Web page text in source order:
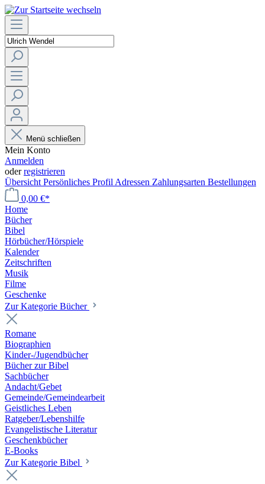
Menü schließen
Mein Konto
Anmelden
oderregistrieren
Übersicht Persönliches Profil Adressen Zahlungsarten Bestellungen
0,00 €*
Home
Bücher
Bibel
Hörbücher/Hörspiele
Kalender
Zeitschriften
Musik
Filme
Geschenke
Zur Kategorie Bücher
Romane
Biographien
Kinder-/Jugendbücher
Bücher zur Bibel
Sachbücher
Andacht/Gebet
Gemeinde/Gemeindearbeit
Geistliches Leben
Ratgeber/Lebenshilfe
Evangelistische Literatur
Geschenkbücher
E-Books
Zur Kategorie Bibel